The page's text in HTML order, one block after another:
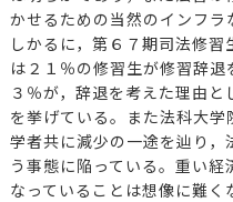
かせるための当然のインフラ
しかるに，第６７期司法修
は２１％の修習生が修習辞
３％が，辞退を考えた理由
を挙げている。また法科大
学者共に減少の一途を辿り
う事態に陥っている。重い
なっていることは想像に難く